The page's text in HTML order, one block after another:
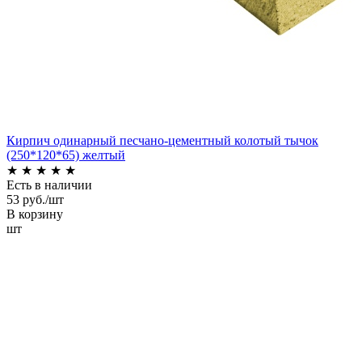
Кирпич одинарный песчано-цементный колотый тычок
(250*120*65) желтый
★ ★ ★ ★ ★
Есть в наличии
53 руб./шт
В корзину
шт